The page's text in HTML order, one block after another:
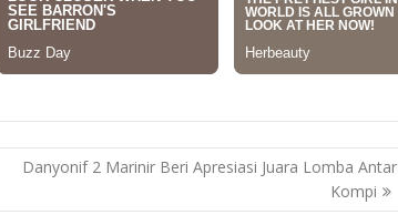
Danyonif 2 Marinir Beri Apresiasi Juara Lomba Antar
Kompi